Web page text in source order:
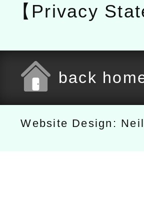
【Privacy
back
Website Design: